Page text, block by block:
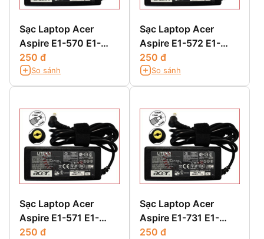
Sạc Laptop Acer
Aspire E1-570 E1-
570G
250 đ
So sánh
Sạc Laptop Acer
Aspire E1-572 E1-
572G E1-572P E1-
572PG
250 đ
So sánh
Sạc Laptop Acer
Aspire E1-571 E1-
571G
250 đ
Sạc Laptop Acer
Aspire E1-731 E1-
731G E1-732G
250 đ